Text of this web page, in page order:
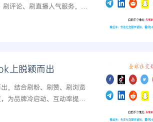
评论、刷直播人气服务。本
上脱颖而出
。结合刷粉、刷赞、刷浏览
为品牌冷启动、互动率提升